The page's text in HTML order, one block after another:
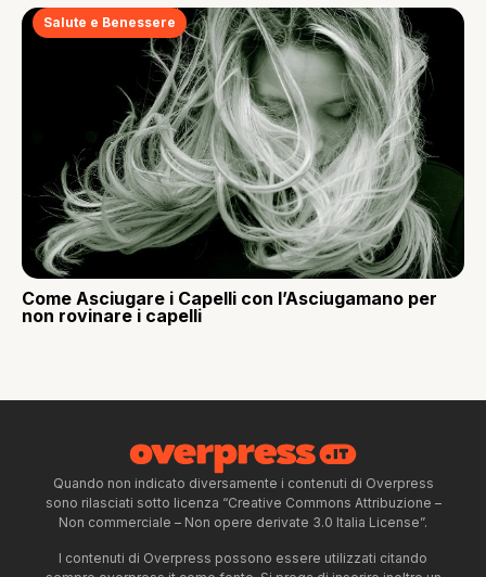
Salute e Benessere
Come Asciugare i Capelli con l’Asciugamano per
non rovinare i capelli
Quando non indicato diversamente i contenuti di Overpress
sono rilasciati sotto licenza “Creative Commons Attribuzione –
Non commerciale – Non opere derivate 3.0 Italia License”.
I contenuti di Overpress possono essere utilizzati citando